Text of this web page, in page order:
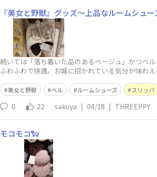
『美女と野獣』グッズ～上品なルームシュー
続いては「落ち着いた品のあるベージュ」かつベ
ふわふわで快適。お城に招かれている気分が味わ
美女と野獣 ベル ルームシューズ スリッパ
0 22 sakuya | 04/18 | THREEPPY
モコモコ🐑